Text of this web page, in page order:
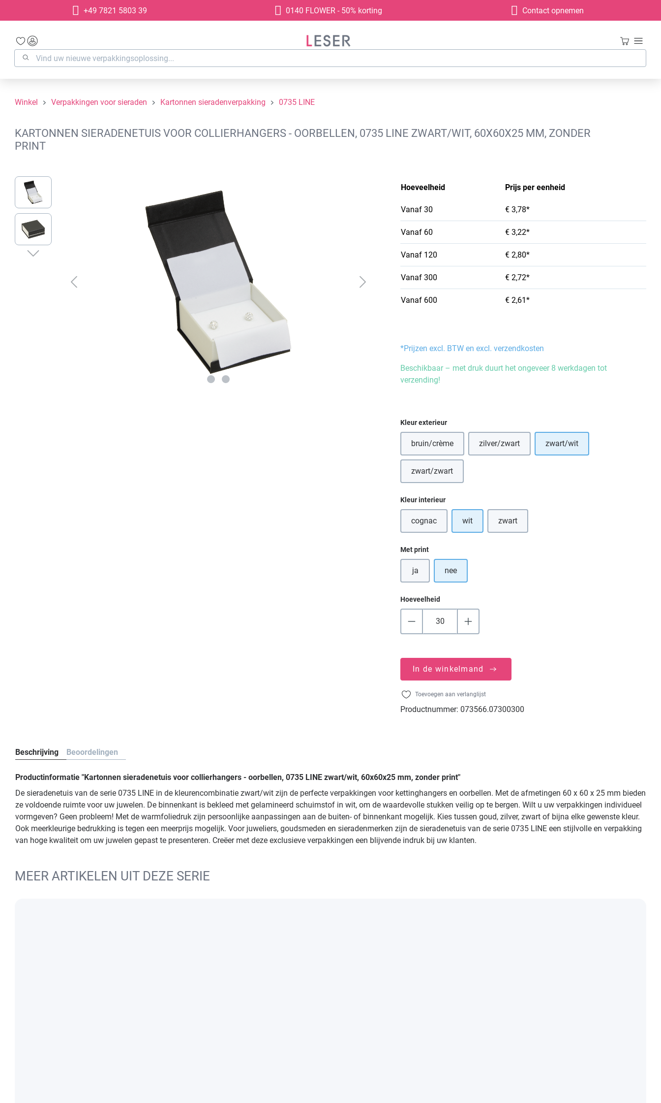
Ga naar de hoofdnavigatie
+49 7821 5803 39 0140 FLOWER - 50% korting Contact opnemen
Winkel Verpakkingen voor sieraden Kartonnen sieradenverpakking 0735 LINE
KARTONNEN SIERADENETUIS VOOR COLLIERHANGERS - OORBELLEN, 0735 LINE ZWART/WIT, 60X60X25 MM, ZONDER
PRINT
Afbeeldingengalerij overslaan
Hoeveelheid Prijs per eenheid
Vanaf 30 € 3,78*
Vanaf 60 € 3,22*
Vanaf 120 € 2,80*
Vanaf 300 € 2,72*
Vanaf 600 € 2,61*
*Prijzen excl. BTW en excl. verzendkosten
Beschikbaar – met druk duurt het ongeveer 8 werkdagen tot
verzending!
Selecteer
Kleur exterieur
bruin/crème(Deze optie is momenteel niet beschikbaar.)
zilver/zwart(Deze optie is momenteel niet beschikbaar.)
zwart/wit
zwart/zwart(Deze optie is momenteel niet beschikbaar.)
Selecteer
Kleur interieur
cognac(Deze optie is momenteel niet beschikbaar.)
wit zwart(Deze optie is momenteel niet beschikbaar.)
Selecteer
Met print
ja nee
Hoeveelheid
In de winkelmand
Toevoegen aan verlanglijst
Productnummer: 073566.07300300
Beschrijving Beoordelingen
Productinformatie "Kartonnen sieradenetuis voor collierhangers - oorbellen, 0735 LINE zwart/wit, 60x60x25 mm, zonder print"
De sieradenetuis van de serie 0735 LINE in de kleurencombinatie zwart/wit zijn de perfecte verpakkingen voor kettinghangers en oorbellen. Met de afmetingen 60 x 60 x 25 mm bieden
ze voldoende ruimte voor uw juwelen. De binnenkant is bekleed met gelamineerd schuimstof in wit, om de waardevolle stukken veilig op te bergen. Wilt u uw verpakkingen individueel
vormgeven? Geen probleem! Met de warmfoliedruk zijn persoonlijke aanpassingen aan de buiten- of binnenkant mogelijk. Kies tussen goud, zilver, zwart of bijna elke gewenste kleur.
Ook meerkleurige bedrukking is tegen een meerprijs mogelijk. Voor juweliers, goudsmeden en sieradenmerken zijn de sieradenetuis van de serie 0735 LINE een stijlvolle en verpakking
van hoge kwaliteit om uw juwelen gepast te presenteren. Creëer met deze exclusieve verpakkingen een blijvende indruk bij uw klanten.
MEER ARTIKELEN UIT DEZE SERIE